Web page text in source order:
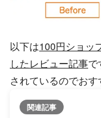
以下は100円ショッ
したレビュー記事で
されているのでおす
関連記事